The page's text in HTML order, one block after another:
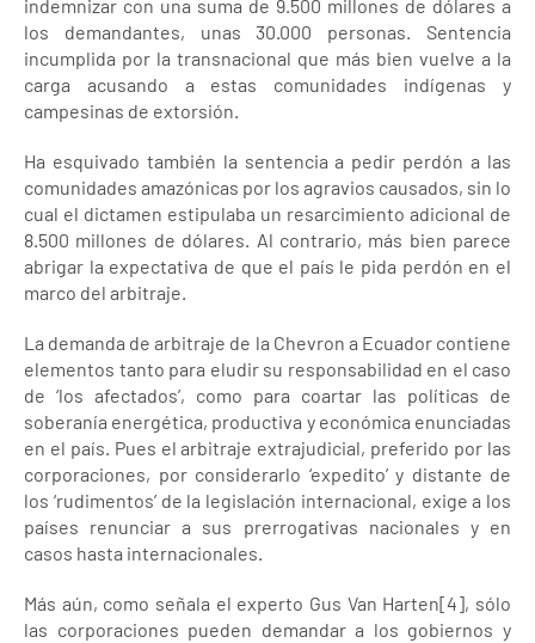
indemnizar con una suma de 9.500 millones de dólares a
los demandantes, unas 30.000 personas. Sentencia
incumplida por la transnacional que más bien vuelve a la
carga acusando a estas comunidades indígenas y
campesinas de extorsión.
Ha esquivado también la sentencia a pedir perdón a las
comunidades amazónicas por los agravios causados, sin lo
cual el dictamen estipulaba un resarcimiento adicional de
8.500 millones de dólares. Al contrario, más bien parece
abrigar la expectativa de que el país le pida perdón en el
marco del arbitraje.
La demanda de arbitraje de la Chevron a Ecuador contiene
elementos tanto para eludir su responsabilidad en el caso
de ‘los afectados’, como para coartar las políticas de
soberanía energética, productiva y económica enunciadas
en el país. Pues el arbitraje extrajudicial, preferido por las
corporaciones, por considerarlo ‘expedito’ y distante de
los ‘rudimentos’ de la legislación internacional, exige a los
países renunciar a sus prerrogativas nacionales y en
casos hasta internacionales.
Más aún, como señala el experto Gus Van Harten[4], sólo
las corporaciones pueden demandar a los gobiernos y